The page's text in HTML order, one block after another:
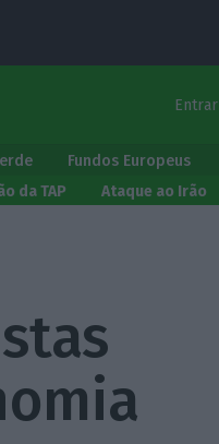
Entrar
Fundos Europeus
da TAP Ataque ao Irão